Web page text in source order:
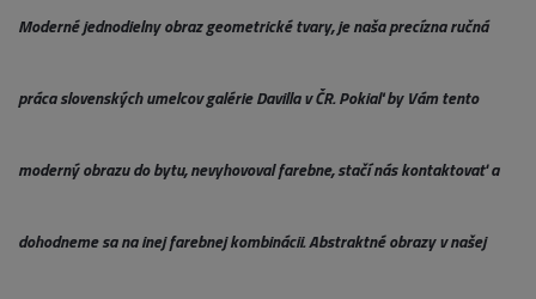
Moderné jednodielny obraz geometrické tvary, je naša precízna ručná
práca slovenských umelcov galérie Davilla v ČR. Pokiaľ by Vám tento
moderný obrazu do bytu, nevyhovoval farebne, stačí nás kontaktovať a
dohodneme sa na inej farebnej kombinácii. Abstraktné obrazy v našej